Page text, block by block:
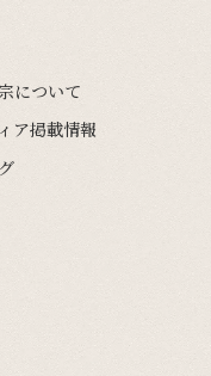
について
ア掲載情報